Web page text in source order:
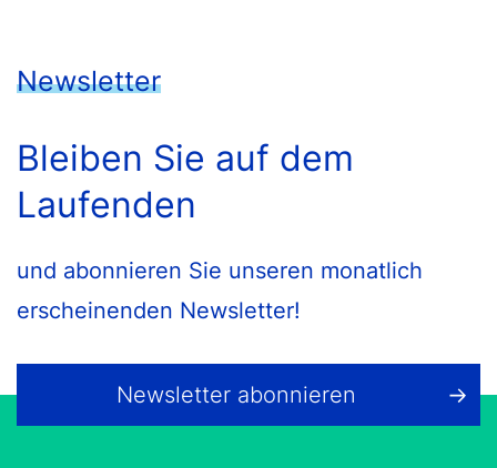
Newsletter
Bleiben Sie auf dem
Laufenden
und abonnieren Sie unseren monatlich
erscheinenden Newsletter!
Newsletter abonnieren